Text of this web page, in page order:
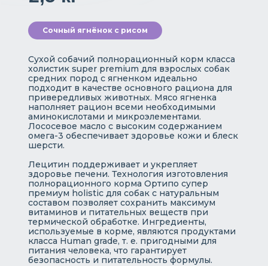
Сухой собачий полнорационный корм класса
холистик super premium для взрослых собак
средних пород с ягненком идеально
подходит в качестве основного рациона для
привередливых животных. Мясо ягненка
наполняет рацион всеми необходимыми
аминокислотами и микроэлементами.
Лососевое масло с высоким содержанием
омега-3 обеспечивает здоровье кожи и блеск
шерсти.
Лецитин поддерживает и укрепляет
здоровье печени. Технология изготовления
полнорационного корма Ортипо супер
премиум holistic для собак с натуральным
составом позволяет сохранить максимум
витаминов и питательных веществ при
термической обработке. Ингредиенты,
используемые в корме, являются продуктами
класса Human grade, т. е. пригодными для
питания человека, что гарантирует
безопасность и питательность формулы.
Сочный ягнёнок с рисом